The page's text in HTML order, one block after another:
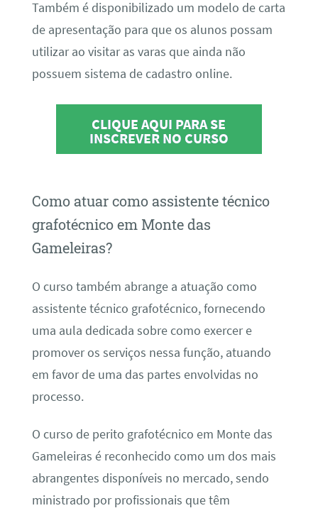
Também é disponibilizado um modelo de carta
de apresentação para que os alunos possam
utilizar ao visitar as varas que ainda não
possuem sistema de cadastro online.
CLIQUE AQUI PARA SE
INSCREVER NO CURSO
Como atuar como assistente técnico
grafotécnico em Monte das
Gameleiras?
O curso também abrange a atuação como
assistente técnico grafotécnico, fornecendo
uma aula dedicada sobre como exercer e
promover os serviços nessa função, atuando
em favor de uma das partes envolvidas no
processo.
O curso de perito grafotécnico em Monte das
Gameleiras é reconhecido como um dos mais
abrangentes disponíveis no mercado, sendo
ministrado por profissionais que têm